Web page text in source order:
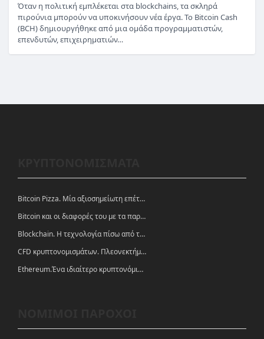
Όταν η πολιτική εμπλέκεται στα blockchains, τα σκληρά
πιρούνια μπορούν να υποκινήσουν νέα έργα. Το Bitcoin Cash
(BCH) δημιουργήθηκε από μια ομάδα προγραμματιστών,
επενδυτών, επιχειρηματιών…
Bitcoin Pizza. Μία αξιοσημείωτη επέτειος.
Bitcoin και οι διαφορές του με τα παραδοσιακά νομίσματα
Blockchain. Η τεχνολογία πίσω από τα κρυπτονομίσματα
CFD κρυπτονομισμάτων. Πλεονεκτήματα και ευκαιρίες
Ethereum.Ένα ιδιαίτερο κρυπτονόμισμα-πλατφόρμα